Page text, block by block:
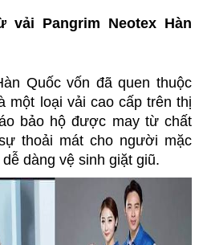
Pangrim Neotex Hàn
Quốc vốn đã quen thuộc
một loại vải cao cấp trên thị
bảo hộ được may từ chất
thoải mát cho người mặc
dàng vệ sinh giặt giũ.